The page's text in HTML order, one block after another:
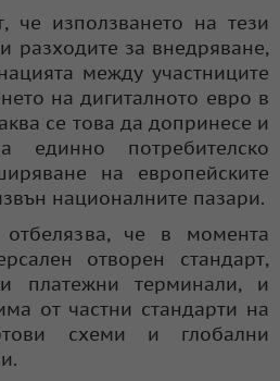
че използването на тези
разходите за внедряване,
между участниците
на дигиталното евро в
се това да допринесе и
единно потребителско
на европейските
националните пазари.
че в момента
отворен стандарт,
платежни терминали, и
от частни стандарти на
схеми и глобални